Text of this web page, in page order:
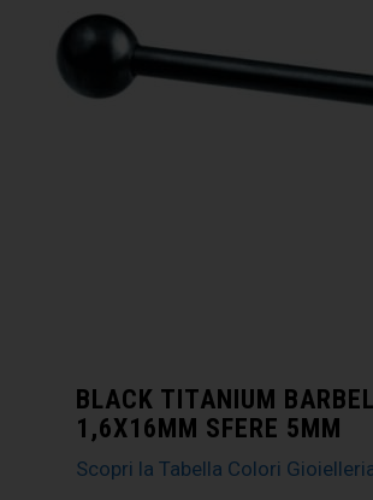
BLACK TITANIUM
1,6X16MM SFERE 5MM
Scopri la Tabella Colori